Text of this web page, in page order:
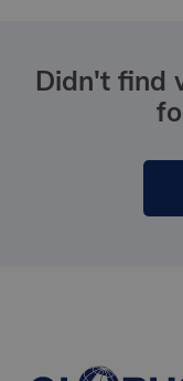
Didn't find